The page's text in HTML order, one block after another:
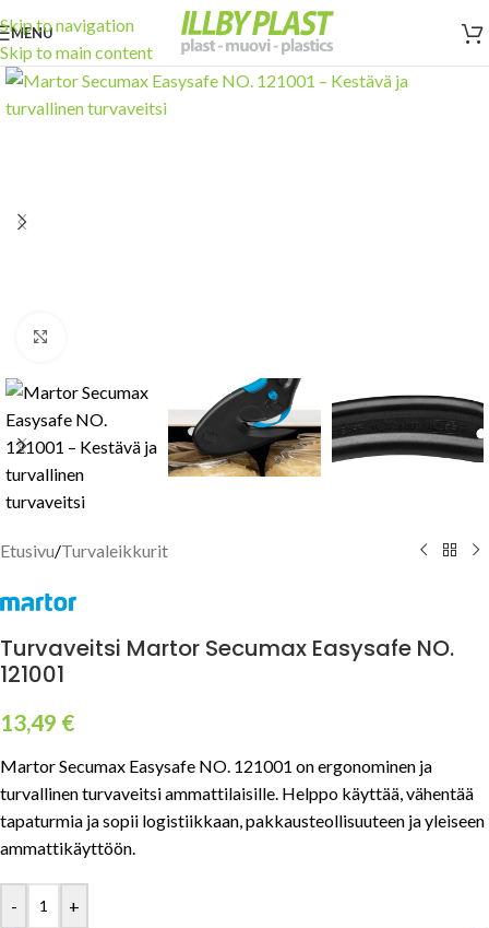
Skip to navigation
Skip to main content
MENU
Etusivu/Turvaleikkurit
Turvaveitsi Martor Secumax Easysafe NO.
121001
13,49 €
Martor Secumax Easysafe NO. 121001 on ergonominen ja
turvallinen turvaveitsi ammattilaisille. Helppo käyttää, vähentää
tapaturmia ja sopii logistiikkaan, pakkausteollisuuteen ja yleiseen
ammattikäyttöön.
- +